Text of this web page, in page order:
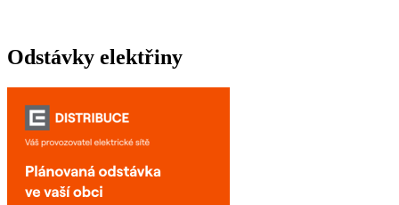
Odstávky elektřiny